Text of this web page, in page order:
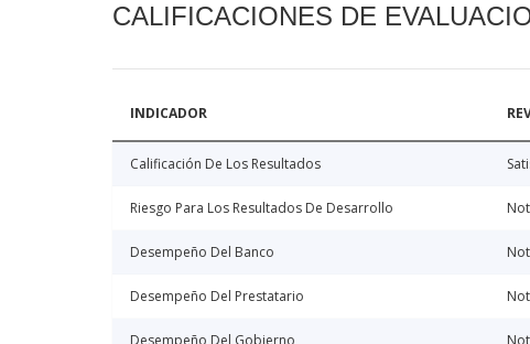
CALIFICACIONES DE
INDICADOR
Calificación De Los Resultados
Riesgo Para Los Resultados De Desarrollo
Desempeño Del Banco
Desempeño Del Prestatario